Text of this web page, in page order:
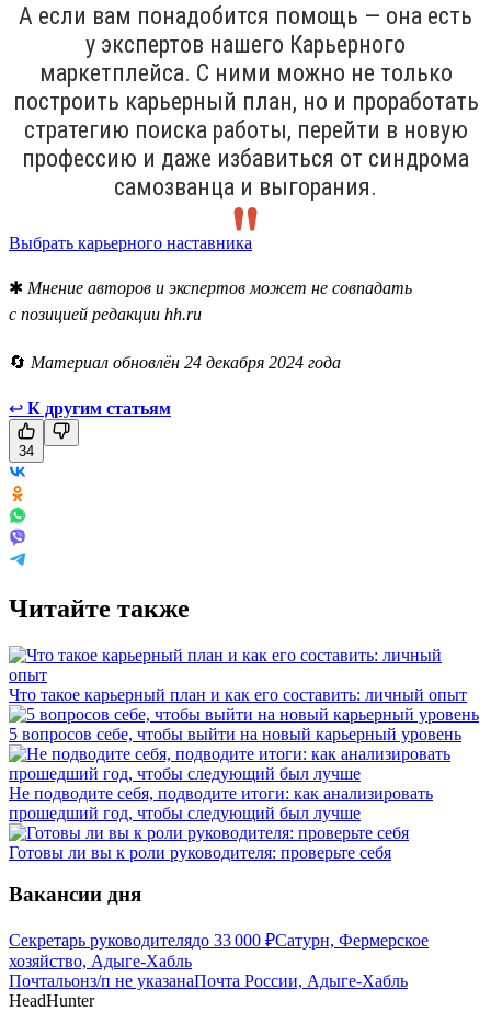
А если вам понадобится помощь — она есть
у экспертов нашего Карьерного
маркетплейса. С ними можно не только
построить карьерный план, но и проработать
стратегию поиска работы, перейти в новую
профессию и даже избавиться от синдрома
самозванца и выгорания.
Выбрать карьерного наставника
✱ Мнение авторов и экспертов может не совпадать
с позицией редакции hh.ru
🔄 Материал обновлён 24 декабря 2024 года
↩ К другим статьям
34
Читайте также
Что такое карьерный план и как его составить: личный опыт
5 вопросов себе, чтобы выйти на новый карьерный уровень
Не подводите себя, подводите итоги: как анализировать
прошедший год, чтобы следующий был лучше
Готовы ли вы к роли руководителя: проверьте себя
Вакансии дня
Секретарь руководителядо 33 000 ₽Сатурн, Фермерское
хозяйство, Адыге-Хабль
Почтальонз/п не указанаПочта России, Адыге-Хабль
HeadHunter